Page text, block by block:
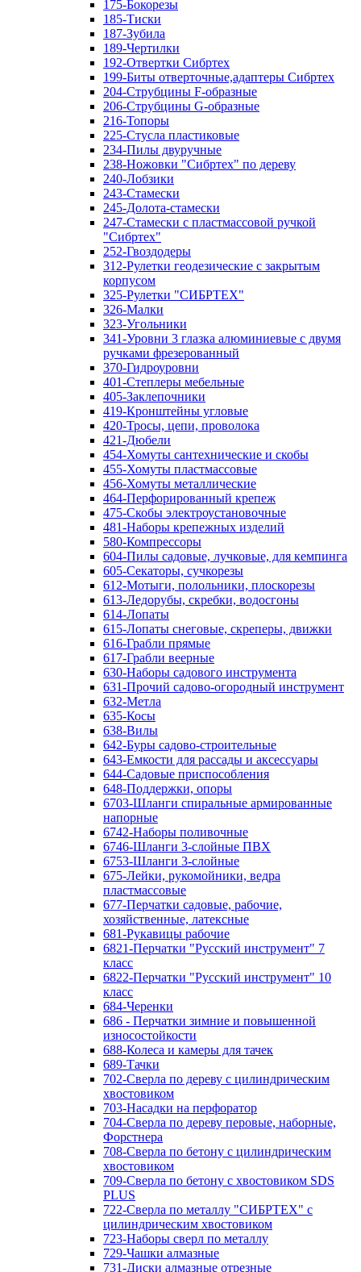
175-Бокорезы
185-Тиски
187-Зубила
189-Чертилки
192-Отвертки Сибртех
199-Биты отверточные,адаптеры Сибртех
204-Струбцины F-образные
206-Струбцины G-образные
216-Топоры
225-Стусла пластиковые
234-Пилы двуручные
238-Ножовки "Сибртех" по дереву
240-Лобзики
243-Стамески
245-Долота-стамески
247-Стамески с пластмассовой ручкой
"Сибртех"
252-Гвоздодеры
312-Рулетки геодезические с закрытым
корпусом
325-Рулетки "СИБРТЕХ"
326-Малки
323-Угольники
341-Уровни 3 глазка алюминиевые с двумя
ручками фрезерованный
370-Гидроуровни
401-Степлеры мебельные
405-Заклепочники
419-Кронштейны угловые
420-Тросы, цепи, проволока
421-Дюбели
454-Хомуты сантехнические и скобы
455-Хомуты пластмассовые
456-Хомуты металлические
464-Перфорированный крепеж
475-Скобы электроустановочные
481-Наборы крепежных изделий
580-Компрессоры
604-Пилы садовые, лучковые, для кемпинга
605-Секаторы, сучкорезы
612-Мотыги, полольники, плоскорезы
613-Ледорубы, скребки, водосгоны
614-Лопаты
615-Лопаты снеговые, скреперы, движки
616-Грабли прямые
617-Грабли веерные
630-Наборы садового инструмента
631-Прочий садово-огородный инструмент
632-Метла
635-Косы
638-Вилы
642-Буры садово-строительные
643-Емкости для рассады и аксессуары
644-Садовые приспособления
648-Поддержки, опоры
6703-Шланги спиральные армированные
напорные
6742-Наборы поливочные
6746-Шланги 3-слойные ПВХ
6753-Шланги 3-слойные
675-Лейки, рукомойники, ведра
пластмассовые
677-Перчатки садовые, рабочие,
хозяйственные, латексные
681-Рукавицы рабочие
6821-Перчатки "Русский инструмент" 7
класс
6822-Перчатки "Русский инструмент" 10
класс
684-Черенки
686 - Перчатки зимние и повышенной
износостойкости
688-Колеса и камеры для тачек
689-Тачки
702-Сверла по дереву с цилиндрическим
хвостовиком
703-Насадки на перфоратор
704-Сверла по дереву перовые, наборные,
Форстнера
708-Сверла по бетону с цилиндрическим
хвостовиком
709-Сверла по бетону с хвостовиком SDS
PLUS
722-Сверла по металлу "СИБРТЕХ" с
цилиндрическим хвостовиком
723-Наборы сверл по металлу
729-Чашки алмазные
731-Диски алмазные отрезные